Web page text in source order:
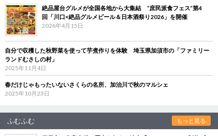
絶品屋台グルメが全国各地から大集結 “庶民派食フェス”第4
回「川口×絶品グルメビール＆日本酒祭り2026」を開催
2026年4月15日
自分で収穫した秋野菜を使って芋煮作りを体験 埼玉県加須市の「ファミリー
ランドむさしの村」
2025年11月4日
春だけじゃもったいないさくらの名所、加治川で秋のマルシェ
2025年10月23日
ふむふむ もっと見る